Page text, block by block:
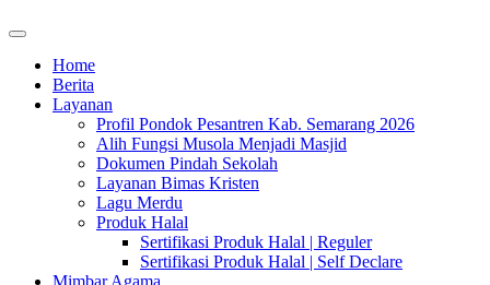
Home
Berita
Layanan
Profil Pondok Pesantren Kab. Semarang 2026
Alih Fungsi Musola Menjadi Masjid
Dokumen Pindah Sekolah
Layanan Bimas Kristen
Lagu Merdu
Produk Halal
Sertifikasi Produk Halal | Reguler
Sertifikasi Produk Halal | Self Declare
Mimbar Agama